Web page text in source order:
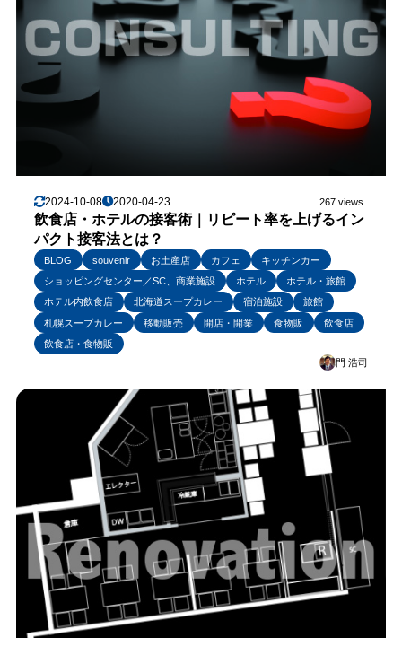
2024-10-08 2020-04-23 267 views
飲食店・ホテルの接客術｜リピート率を上げるイン
パクト接客法とは？
BLOG souvenir お土産店 カフェ
キッチンカー
ショッピングセンター／SC、商業施設
ホテル
ホテル・旅館
ホテル内飲食店
北海道スープカレー 宿泊施設
旅館
札幌スープカレー
移動販売 開店・開業 食物販
飲食店
飲食店・食物販
門 浩司